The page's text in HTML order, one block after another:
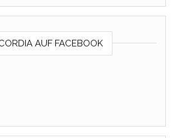
AUF FACEBOOK